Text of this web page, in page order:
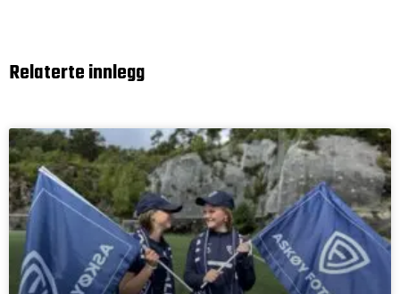
Relaterte innlegg